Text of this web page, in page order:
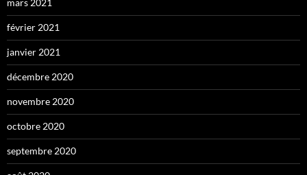
mars 2021
février 2021
janvier 2021
décembre 2020
novembre 2020
octobre 2020
septembre 2020